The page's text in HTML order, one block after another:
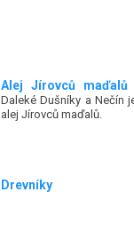
Alej Jírovců maďalů
Daleké Dušníky a Nečín
alej Jírovců maďalů.
Drevníky